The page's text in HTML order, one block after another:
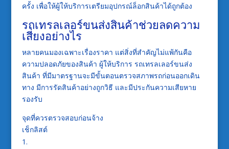
ครั้ง เพื่อให้ผู้ให้บริการเตรียมอุปกรณ์ล็อกสินค้าได้ถูกต้อง
รถเทรลเลอร์ขนส่งสินค้าช่วยลดความ
เสี่ยงอย่างไร
หลายคนมองเฉพาะเรื่องราคา แต่สิ่งที่สำคัญไม่แพ้กันคือ
ความปลอดภัยของสินค้า ผู้ให้บริการ รถเทรลเลอร์ขนส่ง
สินค้า ที่มีมาตรฐานจะมีขั้นตอนตรวจสภาพรถก่อนออกเดิน
ทาง มีการรัดสินค้าอย่างถูกวิธี และมีประกันความเสียหาย
รองรับ
จุดที่ควรตรวจสอบก่อนจ้าง
เช็กลิสต์